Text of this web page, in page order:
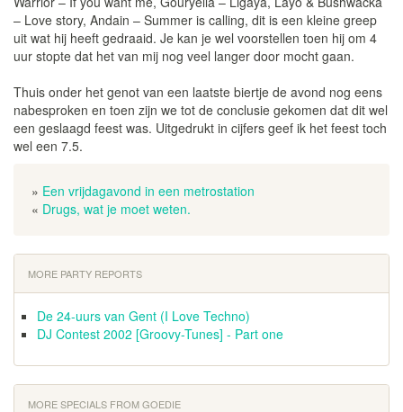
– Love story, Andain – Summer is calling, dit is een kleine greep
uit wat hij heeft gedraaid. Je kan je wel voorstellen toen hij om 4
uur stopte dat het van mij nog veel langer door mocht gaan.
Thuis onder het genot van een laatste biertje de avond nog eens
nabesproken en toen zijn we tot de conclusie gekomen dat dit wel
een geslaagd feest was. Uitgedrukt in cijfers geef ik het feest toch
wel een 7.5.
» Een vrijdagavond in een metrostation
« Drugs, wat je moet weten.
MORE PARTY REPORTS
De 24-uurs van Gent (I Love Techno)
DJ Contest 2002 [Groovy-Tunes] - Part one
MORE SPECIALS FROM GOEDIE